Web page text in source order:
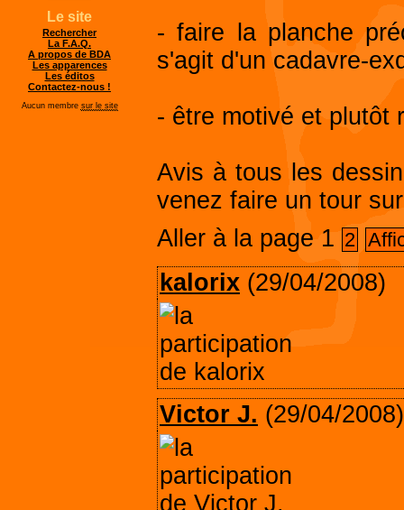
- faire la planche
s'agit d'un cadavre-
- être motivé et plutôt
Avis à tous les
venez faire un tour
Aller à la page 1 2
kalorix (29/04/2008)
Victor J. (29/04/2008)
Le site
Rechercher
La F.A.Q.
A propos de BDA
Les apparences
Les éditos
Contactez-nous !
Aucun membre sur le site